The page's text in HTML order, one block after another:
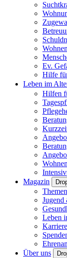
Ev.
Hilfe
Leben im
Hilfen
Magazin
Themen
Leben
Karriere
Über uns